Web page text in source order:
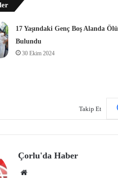
17 Yaşındaki Genç Boş Alanda Ölü
Bulundu
30 Ekim 2024
Takip Et
Çorlu'da Haber